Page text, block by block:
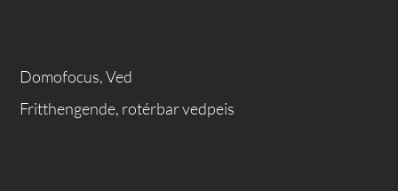
Domofocus, Ved
Fritthengende, rotérbar vedpeis